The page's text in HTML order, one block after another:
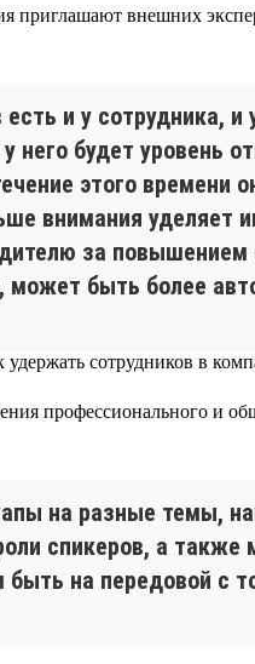
приглашают внешних
и у сотрудника,
него будет уровень
этого
внимания уделяет
за
может быть более
профессионального и
на разные темы,
спикеров, а
на передовой с